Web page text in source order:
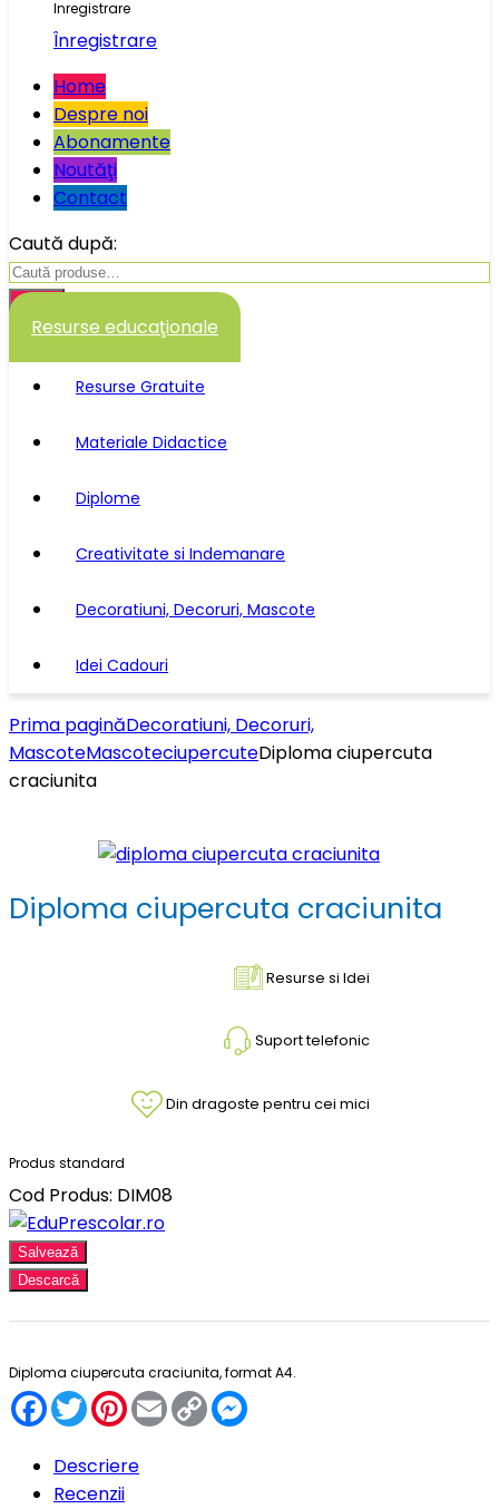
Inregistrare
Înregistrare
Home
Despre noi
Abonamente
Noutăţi
Contact
Caută după:
Caută
Resurse educaţionale
Resurse Gratuite
Materiale Didactice
Diplome
Creativitate si Indemanare
Decoratiuni, Decoruri, Mascote
Idei Cadouri
Prima paginăDecoratiuni, Decoruri,
MascoteMascoteciupercuteDiploma ciupercuta
craciunita
Diploma ciupercuta craciunita
Resurse si Idei
Suport telefonic
Din dragoste pentru cei mici
Produs standard
Cod Produs: DIM08
Salvează
Descarcă
Diploma ciupercuta craciunita, format A4.
Facebook
TwitterPinterest
EmailCopy
Link
Descriere
Recenzii